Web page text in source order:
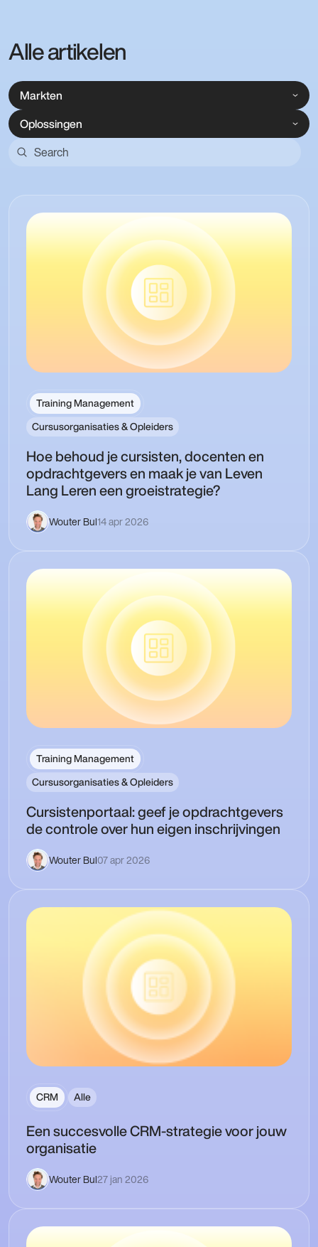
Alle artikelen
Training Management
Cursusorganisaties & Opleiders
Hoe behoud je cursisten, docenten en
opdrachtgevers en maak je van Leven
Lang Leren een groeistrategie?
Wouter Bul14 apr 2026
Training Management
Cursusorganisaties & Opleiders
Cursistenportaal: geef je opdrachtgevers
de controle over hun eigen inschrijvingen
Wouter Bul07 apr 2026
CRM Alle
Een succesvolle CRM-strategie voor jouw
organisatie
Wouter Bul27 jan 2026